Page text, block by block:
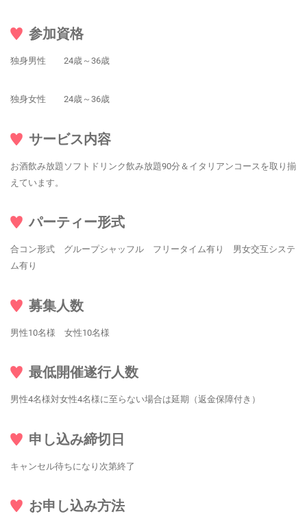
参加資格
独身男性 24歳～36歳
独身女性 24歳～36歳
サービス内容
お酒飲み放題ソフトドリンク飲み放題90分＆イタリアンコースを取り揃
えています。
パーティー形式
合コン形式 グループシャッフル フリータイム有り 男女交互システ
ム有り
募集人数
男性10名様 女性10名様
最低開催遂行人数
男性4名様対女性4名様に至らない場合は延期（返金保障付き）
申し込み締切日
キャンセル待ちになり次第終了
お申し込み方法